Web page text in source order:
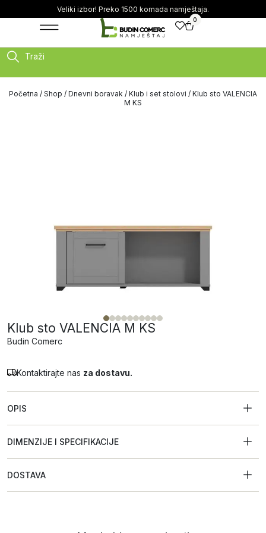
Veliki izbor! Preko 1500 komada namještaja.
0
Traži
Početna / Shop / Dnevni boravak / Klub i set stolovi / Klub sto VALENCIA
M KS
Klub sto VALENCIA M KS
Budin Comerc
Kontaktirajte nas za dostavu.
OPIS
DIMENZIJE I SPECIFIKACIJE
DOSTAVA